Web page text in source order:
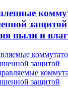
пыли и
защитой
защитой